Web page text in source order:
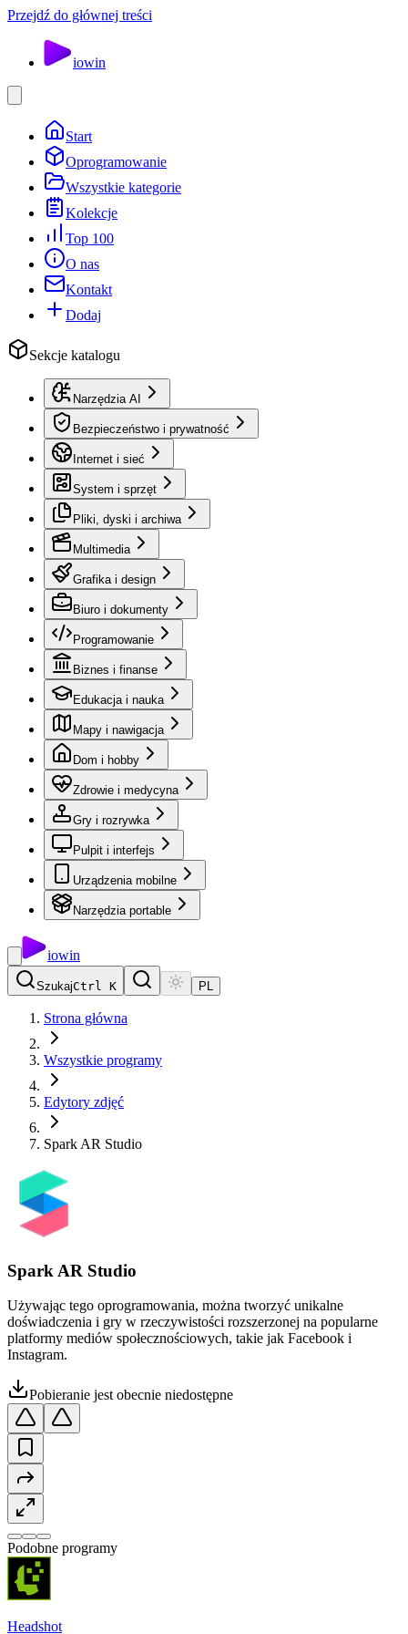
Przejdź do głównej treści
iowin
Start
Oprogramowanie
Wszystkie kategorie
Kolekcje
Top 100
O nas
Kontakt
Dodaj
Sekcje katalogu
Narzędzia AI
Bezpieczeństwo i prywatność
Internet i sieć
System i sprzęt
Pliki, dyski i archiwa
Multimedia
Grafika i design
Biuro i dokumenty
Programowanie
Biznes i finanse
Edukacja i nauka
Mapy i nawigacja
Dom i hobby
Zdrowie i medycyna
Gry i rozrywka
Pulpit i interfejs
Urządzenia mobilne
Narzędzia portable
iowin
SzukajCtrl K PL
Strona główna
Wszystkie programy
Edytory zdjęć
Spark AR Studio
Spark AR Studio
Używając tego oprogramowania, można tworzyć unikalne
doświadczenia i gry w rzeczywistości rozszerzonej na popularne
platformy mediów społecznościowych, takie jak Facebook i
Instagram.
Pobieranie jest obecnie niedostępne
Podobne programy
Headshot